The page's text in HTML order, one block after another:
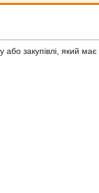
закупівлі, який